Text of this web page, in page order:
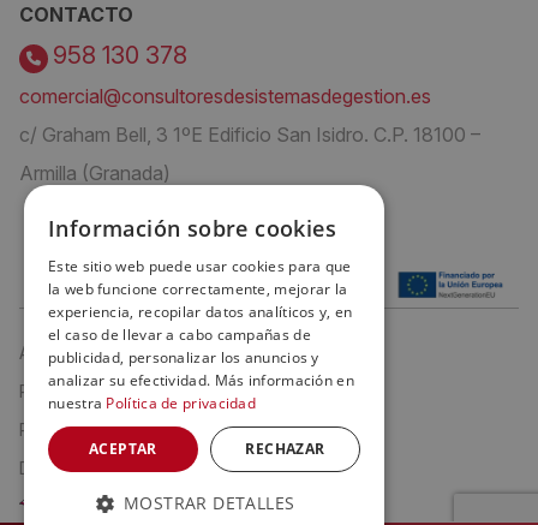
CONTACTO
958 130 378
comercial@consultoresdesistemasdegestion.es
c/ Graham Bell, 3 1ºE Edificio San Isidro. C.P. 18100 –
Armilla (Granada)
Aviso Legal
Política de privacidad
Política de cookies
Declaración de Accesibilidad
Información sobre cookies
Este sitio web puede usar cookies para que
la web funcione correctamente, mejorar la
experiencia, recopilar datos analíticos y, en
el caso de llevar a cabo campañas de
publicidad, personalizar los anuncios y
analizar su efectividad. Más información en
nuestra Política de privacidad
ACEPTAR RECHAZAR
MOSTRAR DETALLES